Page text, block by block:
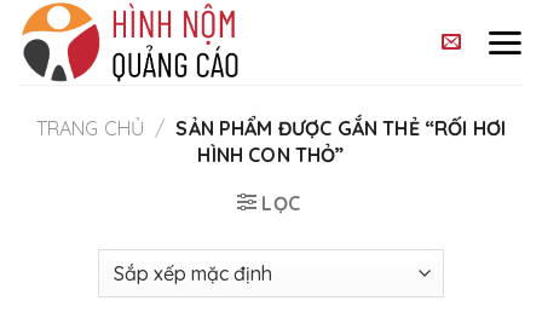
Skip
content
TRANG CHỦ / SẢN PHẨM ĐƯỢC GẮN THẺ “RỐI HƠI
HÌNH CON THỎ”
LỌC